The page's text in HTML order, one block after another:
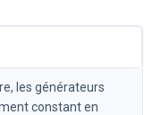
les générateurs
constant en